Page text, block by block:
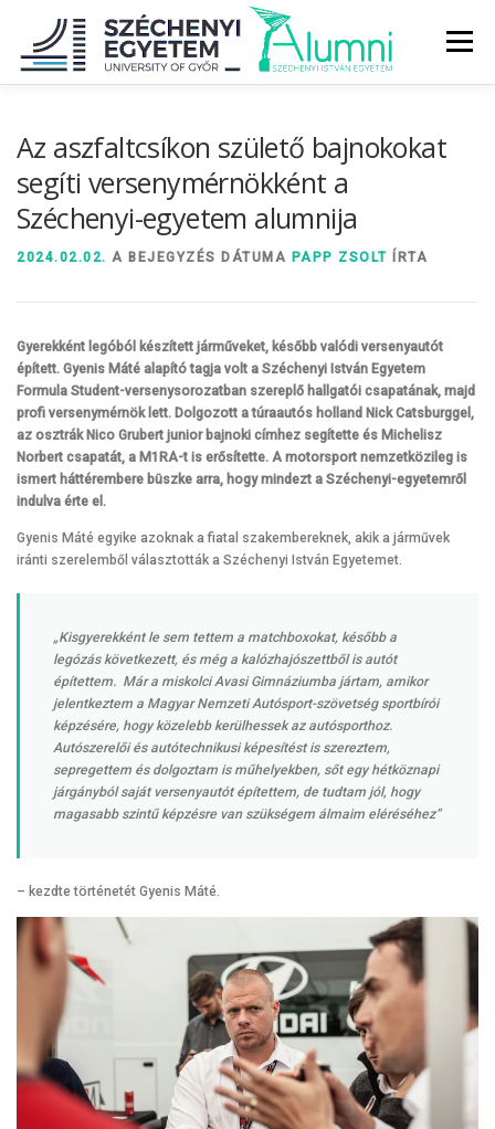
tartalomhoz
Menü
DIPLOMAÁTADÓ DIPLOMÁN TÚL
Az aszfaltcsíkon születő bajnokokat
segíti versenymérnökként a
Széchenyi-egyetem alumnija
2024.02.02. A BEJEGYZÉS DÁTUMA PAPP ZSOLT ÍRTA
Gyerekként legóból készített járműveket, később valódi versenyautót
épített. Gyenis Máté alapító tagja volt a Széchenyi István Egyetem
Formula Student-versenysorozatban szereplő hallgatói csapatának, majd
profi versenymérnök lett. Dolgozott a túraautós holland Nick Catsburggel,
az osztrák Nico Grubert junior bajnoki címhez segítette és Michelisz
Norbert csapatát, a M1RA-t is erősítette. A motorsport nemzetközileg is
ismert háttérembere büszke arra, hogy mindezt a Széchenyi-egyetemről
indulva érte el.
Gyenis Máté egyike azoknak a fiatal szakembereknek, akik a járművek
iránti szerelemből választották a Széchenyi István Egyetemet.
„Kisgyerekként le sem tettem a matchboxokat, később a
legózás következett, és még a kalózhajószettből is autót
építettem. Már a miskolci Avasi Gimnáziumba jártam, amikor
jelentkeztem a Magyar Nemzeti Autósport-szövetség sportbírói
képzésére, hogy közelebb kerülhessek az autósporthoz.
Autószerelői és autótechnikusi képesítést is szereztem,
sepregettem és dolgoztam is műhelyekben, sőt egy hétköznapi
járgányból saját versenyautót építettem, de tudtam jól, hogy
magasabb szintű képzésre van szükségem álmaim eléréséhez”
– kezdte történetét Gyenis Máté.